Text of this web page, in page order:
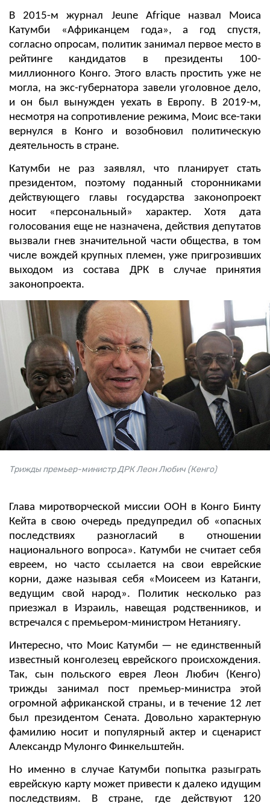
В 2015-м журнал Jeune Afrique назвал Моиса
Катумби «Африканцем года», а год спустя,
согласно опросам, политик занимал первое место в
рейтинге кандидатов в президенты 100-
миллионного Конго. Этого власть простить уже не
могла, на экс-губернатора завели уголовное дело,
и он был вынужден уехать в Европу. В 2019-м,
несмотря на сопротивление режима, Моис все-таки
вернулся в Конго и возобновил политическую
деятельность в стране.
Катумби не раз заявлял, что планирует стать
президентом, поэтому поданный сторонниками
действующего главы государства законопроект
носит «персональный» характер. Хотя дата
голосования еще не назначена, действия депутатов
вызвали гнев значительной части общества, в том
числе вождей крупных племен, уже пригрозивших
выходом из состава ДРК в случае принятия
законопроекта.
Трижды премьер-министр ДРК Леон Любич (Кенго)
Глава миротворческой миссии ООН в Конго Бинту
Кейта в свою очередь предупредил об «опасных
последствиях разногласий в отношении
национального вопроса». Катумби не считает себя
евреем, но часто ссылается на свои еврейские
корни, даже называя себя «Моисеем из Катанги,
ведущим свой народ». Политик несколько раз
приезжал в Израиль, навещая родственников, и
встречался с премьером-министром Нетаниягу.
Интересно, что Моис Катумби — не единственный
известный конголезец еврейского происхождения.
Так, сын польского еврея Леон Любич (Кенго)
трижды занимал пост премьер-министра этой
огромной африканской страны, и в течение 12 лет
был президентом Сената. Довольно характерную
фамилию носит и популярный актер и сценарист
Александр Мулонго Финкельштейн.
Но именно в случае Катумби попытка разыграть
еврейскую карту может привести к далеко идущим
последствиям. В стране, где действуют 120